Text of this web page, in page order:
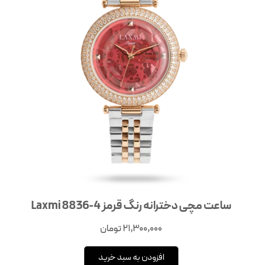
ساعت مچی دخترانه رنگ قرمز Laxmi 8836-4
21,300,000تومان
افزودن به سبد خرید